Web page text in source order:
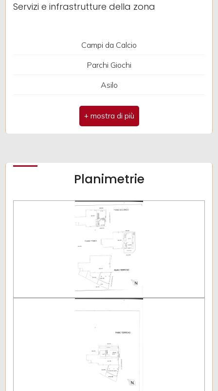
Servizi e infrastrutture della zona
Campi da Calcio
Parchi Giochi
Asilo
Bar
Planimetrie